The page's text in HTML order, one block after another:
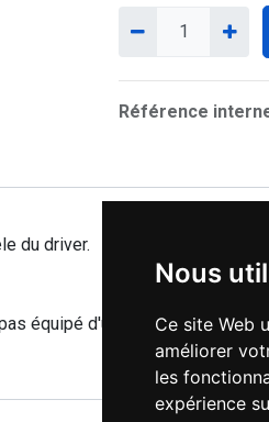
Nous
Ce site Web
améliorer
les
expérience
Référence
du driver.
équipé d'un port RS232).